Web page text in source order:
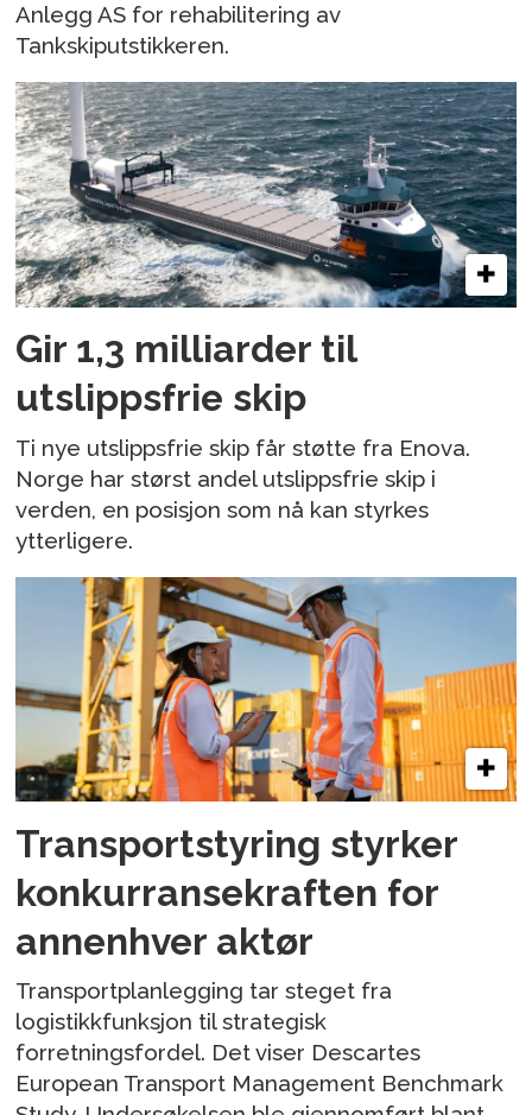
Anlegg AS for rehabilitering av
Tankskiputstikkeren.
Gir 1,3 milliarder til
utslippsfrie skip
Ti nye utslippsfrie skip får støtte fra Enova.
Norge har størst andel utslippsfrie skip i
verden, en posisjon som nå kan styrkes
ytterligere.
Transportstyring styrker
konkurransekraften for
annenhver aktør
Transportplanlegging tar steget fra
logistikkfunksjon til strategisk
forretningsfordel. Det viser Descartes
European Transport Management Benchmark